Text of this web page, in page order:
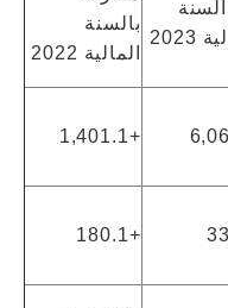
2023
بالسنة
المالية 2022
+1,401.1
+180.1